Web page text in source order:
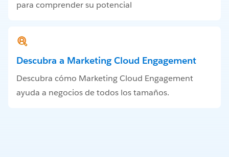
para comprender su potencial
Descubra a Marketing Cloud Engagement
Descubra cómo Marketing Cloud Engagement
ayuda a negocios de todos los tamaños.